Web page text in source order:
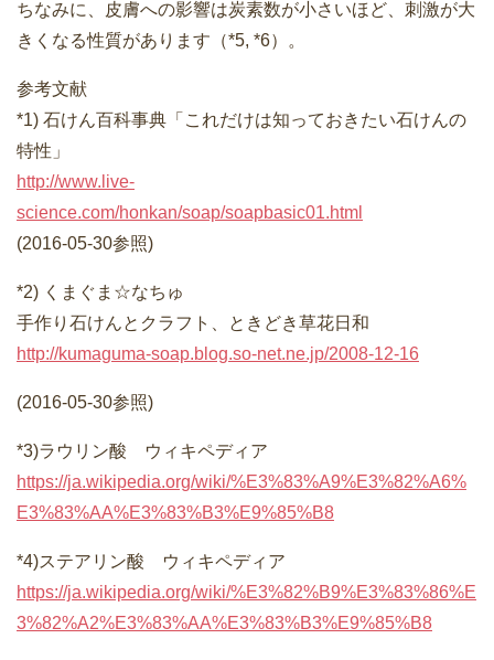
ちなみに、皮膚への影響は炭素数が小さいほど、刺激が大
きくなる性質があります（*5, *6）。
参考文献
*1) 石けん百科事典「これだけは知っておきたい石けんの
特性」
http://www.live-
science.com/honkan/soap/soapbasic01.html
(2016-05-30参照)
*2) くまぐま☆なちゅ
手作り石けんとクラフト、ときどき草花日和
http://kumaguma-soap.blog.so-net.ne.jp/2008-12-16
(2016-05-30参照)
*3)ラウリン酸 ウィキペディア
https://ja.wikipedia.org/wiki/%E3%83%A9%E3%82%A6%
E3%83%AA%E3%83%B3%E9%85%B8
*4)ステアリン酸 ウィキペディア
https://ja.wikipedia.org/wiki/%E3%82%B9%E3%83%86%E
3%82%A2%E3%83%AA%E3%83%B3%E9%85%B8